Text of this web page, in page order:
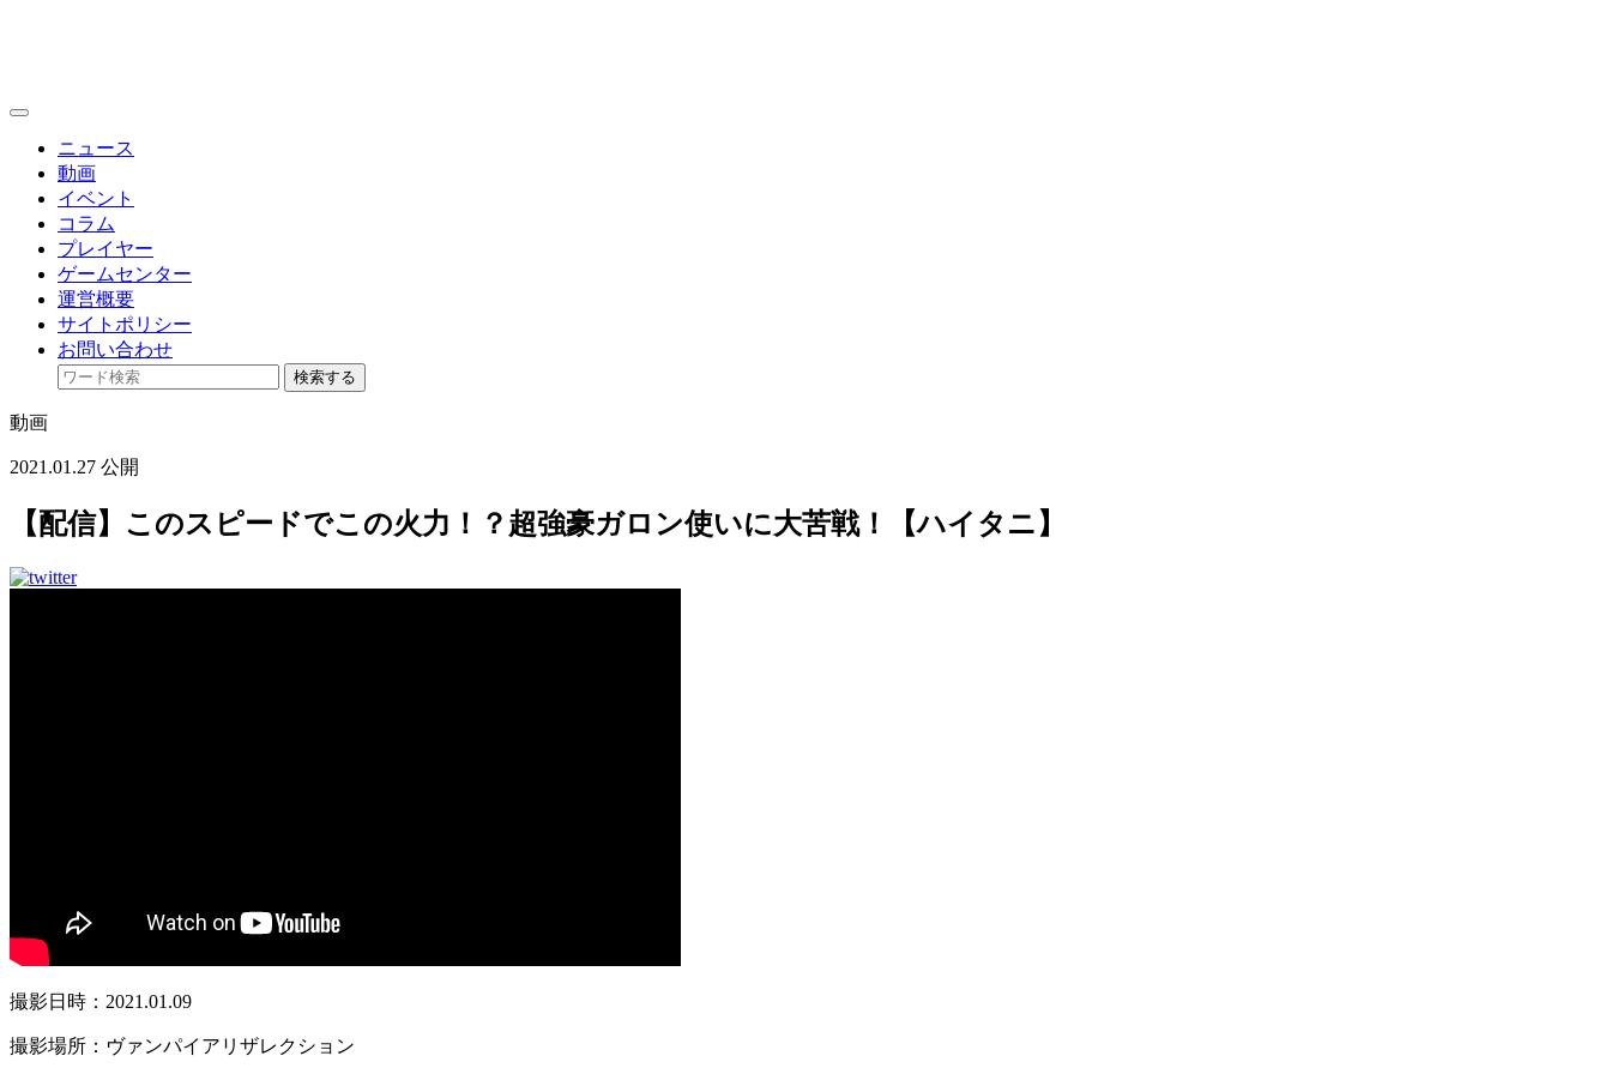
toggle
ニュース
動画
イベント
コラム
プレイヤー
ゲームセンター
運営概要
サイトポリシー
お問い合わせ
検索する
動画
2021.01.27 公開
【配信】このスピードでこの火力！？超強豪ガロン使いに大苦戦！【ハイタニ】
撮影日時：2021.01.09
撮影場所：ヴァンパイアリザレクション